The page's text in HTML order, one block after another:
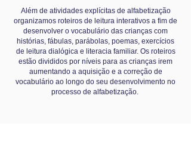
Além de atividades explícitas de alfabetização
organizamos roteiros de leitura interativos a fim de
desenvolver o vocabulário das crianças com
histórias, fábulas, parábolas, poemas, exercícios
de leitura dialógica e literacia familiar. Os roteiros
estão divididos por níveis para as crianças irem
aumentando a aquisição e a correção de
vocabulário ao longo do seu desenvolvimento no
processo de alfabetização.